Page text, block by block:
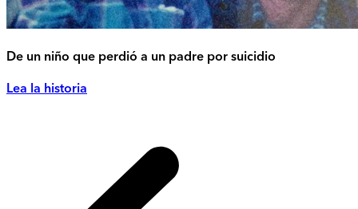
De un niño que perdió a un padre por suicidio
Lea la historia